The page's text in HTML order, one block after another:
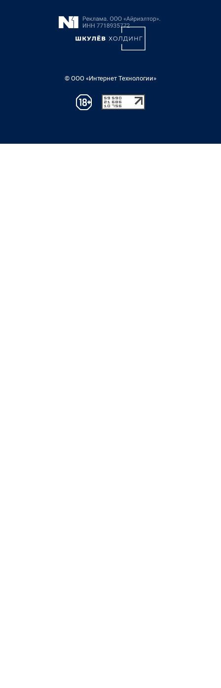
© ООО «Интернет Технологии»